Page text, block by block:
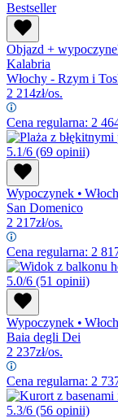
Bestseller
Objazd +
Kalabria
Włochy - Rzym i
2 214zł/os.
Cena regularna: 2
5.1/6 (69 opinii)
Wypoczynek •
San Domenico
2 217zł/os.
Cena regularna: 2
5.0/6 (51 opinii)
Wypoczynek •
Baia degli Dei
2 237zł/os.
Cena regularna: 2
5.3/6 (56 opinii)